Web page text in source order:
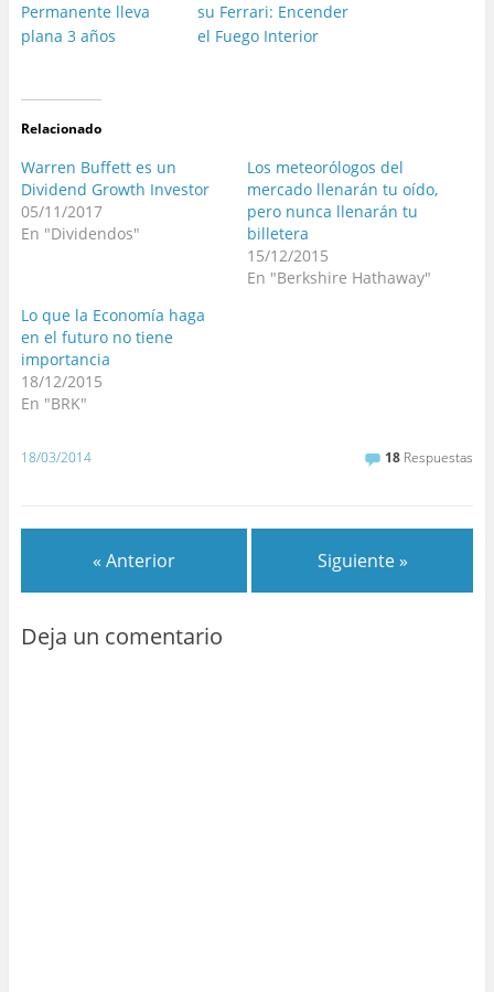
Permanente lleva
plana 3 años
su Ferrari: Encender
el Fuego Interior
Relacionado
Warren Buffett es un
Dividend Growth Investor
05/11/2017
En "Dividendos"
Los meteorólogos del
mercado llenarán tu oído,
pero nunca llenarán tu
billetera
15/12/2015
En "Berkshire Hathaway"
Lo que la Economía haga
en el futuro no tiene
importancia
18/12/2015
En "BRK"
18/03/2014 18 Respuestas
« Anterior Siguiente »
Deja un comentario